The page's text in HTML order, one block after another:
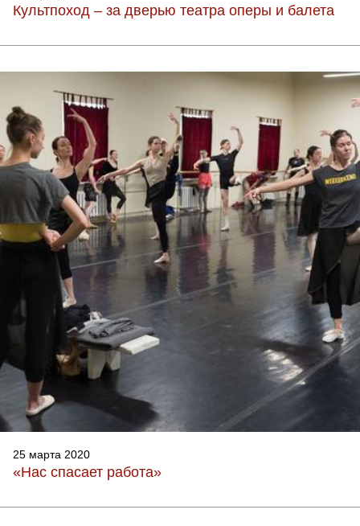
Культпоход – за дверью театра оперы и балета
25 марта 2020
«Нас спасает работа»